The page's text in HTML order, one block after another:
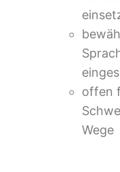
offen
Wege